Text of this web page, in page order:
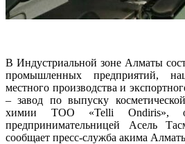
В Индустриальной зоне Алматы
промышленных предприятий,
местного производства и
– завод по выпуску
химии ТОО «Telli Ondiris»,
предпринимательницей Асель
сообщает пресс-служба акима